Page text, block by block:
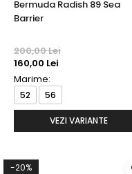
Bermuda Radish 89 Sea
Barrier
200,00 Lei
160,00 Lei
Marime:
52 56
VEZI VARIANTE
-20%